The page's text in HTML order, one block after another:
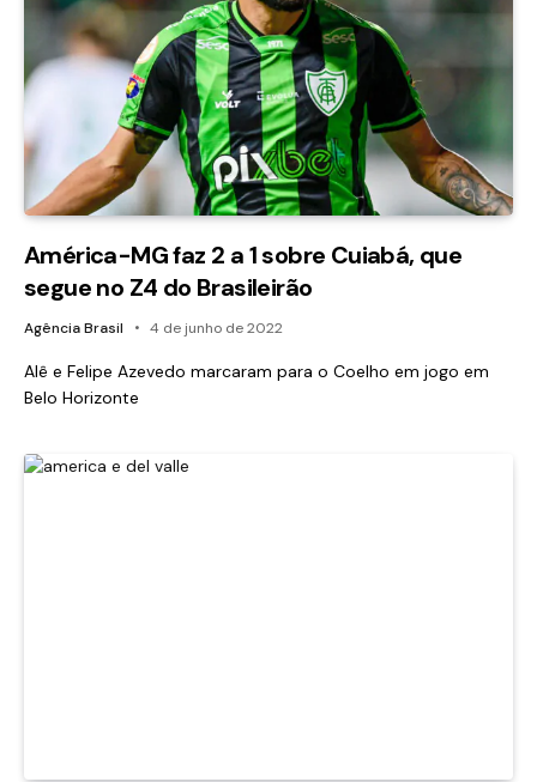
América-MG faz 2 a 1 sobre Cuiabá, que
segue no Z4 do Brasileirão
Agência Brasil 4 de junho de 2022
Alê e Felipe Azevedo marcaram para o Coelho em jogo em
Belo Horizonte